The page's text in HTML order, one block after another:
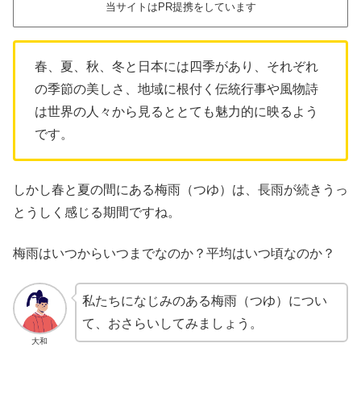
当サイトはPR提携をしています
春、夏、秋、冬と日本には四季があり、それぞれ
の季節の美しさ、地域に根付く伝統行事や風物詩
は世界の人々から見るととても魅力的に映るよう
です。
しかし春と夏の間にある梅雨（つゆ）は、長雨が続きうっ
とうしく感じる期間ですね。
梅雨はいつからいつまでなのか？平均はいつ頃なのか？
大和
私たちになじみのある梅雨（つゆ）につい
て、おさらいしてみましょう。